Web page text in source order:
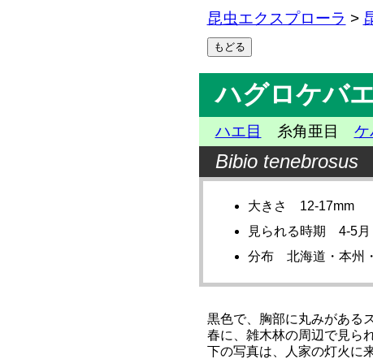
昆虫エクスプローラ >
ハグロケバ
ハエ目 糸角亜目 ケ
Bibio tenebrosus
大きさ 12-17mm
見られる時期 4-5月
分布 北海道・本州
黒色で、胸部に丸みがある
春に、雑木林の周辺で見ら
下の写真は、人家の灯火に